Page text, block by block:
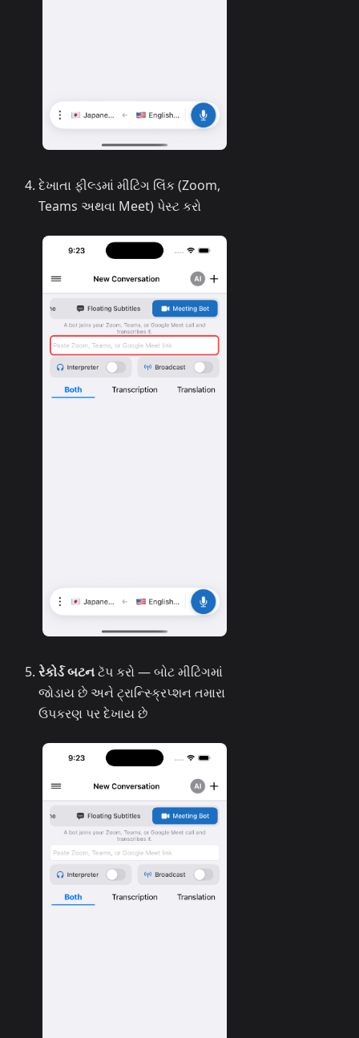
દેખાતા ફીલ્ડમાં મીટિંગ લિંક (Zoom,
Teams અથવા Meet) પેસ્ટ કરો
રેકોર્ડ બટનટૅપ કરો — બોટ મીટિંગમાં
જોડાય છે અને ટ્રાન્સ્ક્રિપ્શન તમારા
ઉપકરણ પર દેખાય છે